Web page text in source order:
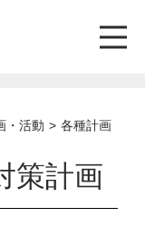
・活動 各種計画
策計画